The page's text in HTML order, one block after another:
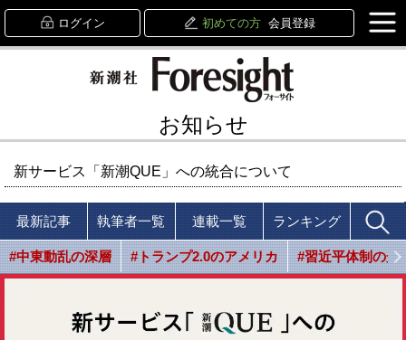
ログイン 初めての方 会員登録
お知らせ
新サービス「新潮QUE」への統合について
最新記事 執筆者一覧 連載一覧 ランキング
#中東動乱の深層 #トランプ2.0のアメリカ #習近平体制の光